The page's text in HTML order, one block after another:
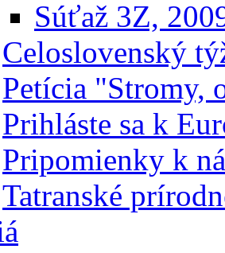
Súťaž 3Z,
Celoslovenský
Petícia "Stromy,
Prihláste sa k
Pripomienky k
Tatranské